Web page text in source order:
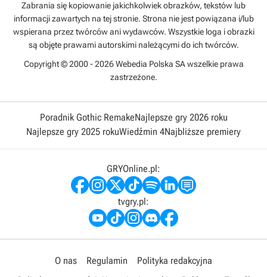
Zabrania się kopiowanie jakichkolwiek obrazków, tekstów lub
informacji zawartych na tej stronie. Strona nie jest powiązana i/lub
wspierana przez twórców ani wydawców. Wszystkie loga i obrazki
są objęte prawami autorskimi należącymi do ich twórców.
Copyright © 2000 - 2026 Webedia Polska SA wszelkie prawa
zastrzeżone.
Poradnik Gothic RemakeNajlepsze gry 2026 roku
Najlepsze gry 2025 rokuWiedźmin 4Najbliższe premiery
GRYOnline.pl:
tvgry.pl:
O nas Regulamin
Polityka redakcyjna